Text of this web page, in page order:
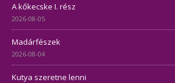
A kőkecske I. rész
2026-08-05
Madárfészek
2026-08-04
Kutya szeretne lenni